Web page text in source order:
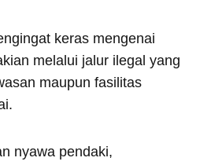
keras mengenai
melalui jalur ilegal yang
maupun fasilitas
nyawa pendaki,